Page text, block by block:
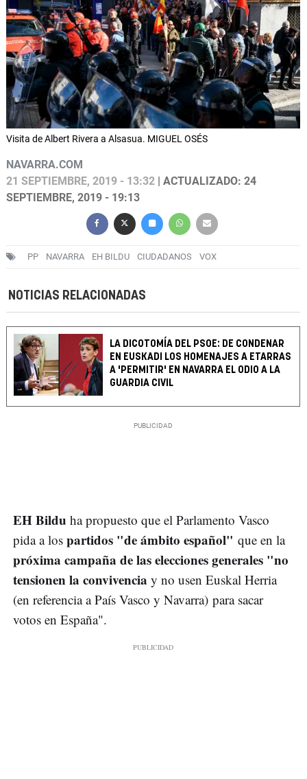
Visita de Albert Rivera a Alsasua. MIGUEL OSÉS
NAVARRA.COM
21 SEPTIEMBRE, 2019 - 13:32 | ACTUALIZADO: 24
SEPTIEMBRE, 2019 - 19:13
PP NAVARRA EH BILDU CIUDADANOS VOX
NOTICIAS RELACIONADAS
LA DICOTOMÍA DEL PSOE: DE CONDENAR
EN EUSKADI LOS HOMENAJES A ETARRAS
A 'PERMITIR' EN NAVARRA EL ODIO A LA
GUARDIA CIVIL
EH Bildu ha propuesto que el Parlamento Vasco
pida a los partidos "de ámbito español" que en la
próxima campaña de las elecciones generales "no
tensionen la convivencia y no usen Euskal Herria
(en referencia a País Vasco y Navarra) para sacar
votos en España".